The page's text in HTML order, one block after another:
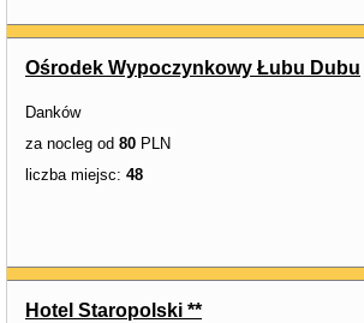
Ośrodek Wypoczynkowy Łubu Dubu
Danków
za nocleg od 80 PLN
liczba miejsc: 48
Hotel Staropolski **